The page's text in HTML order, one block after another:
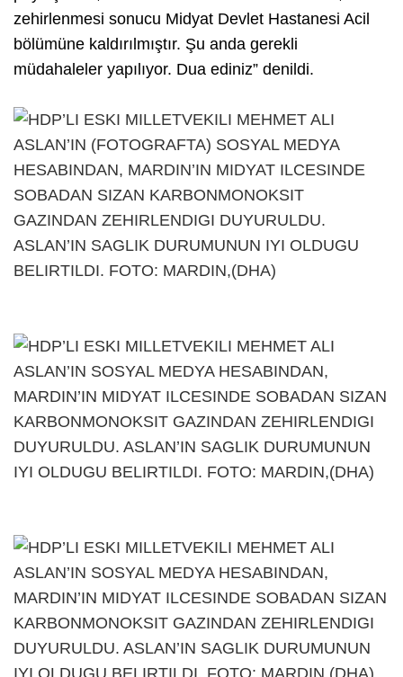
zehirlenmesi sonucu Midyat Devlet Hastanesi Acil
bölümüne kaldırılmıştır. Şu anda gerekli
müdahaleler yapılıyor. Dua ediniz” denildi.